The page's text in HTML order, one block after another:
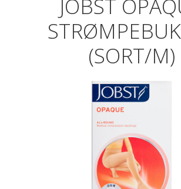
JOBST
(SORT/M)